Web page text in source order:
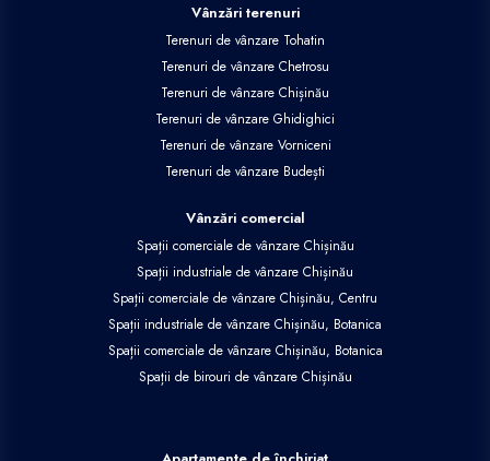
Vânzări terenuri
Terenuri de vânzare Tohatin
Terenuri de vânzare Chetrosu
Terenuri de vânzare Chișinău
Terenuri de vânzare Ghidighici
Terenuri de vânzare Vorniceni
Terenuri de vânzare Budești
Vânzări comercial
Spații comerciale de vânzare Chișinău
Spații industriale de vânzare Chișinău
Spații comerciale de vânzare Chișinău, Centru
Spații industriale de vânzare Chișinău, Botanica
Spații comerciale de vânzare Chișinău, Botanica
Spații de birouri de vânzare Chișinău